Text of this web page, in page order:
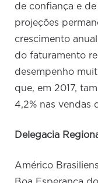
de confiança e
projeções
crescimento
do faturamento
desempenho
que, em 2017,
4,2% nas vendas
Delegacia
Américo